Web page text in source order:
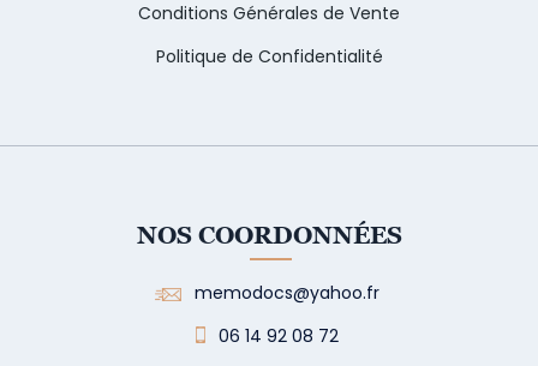
Conditions Générales de Vente
Politique de Confidentialité
NOS COORDONNÉES
memodocs@yahoo.fr
06 14 92 08 72